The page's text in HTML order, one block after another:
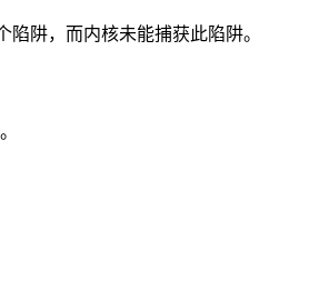
陷阱，而内核未能捕获此陷阱。